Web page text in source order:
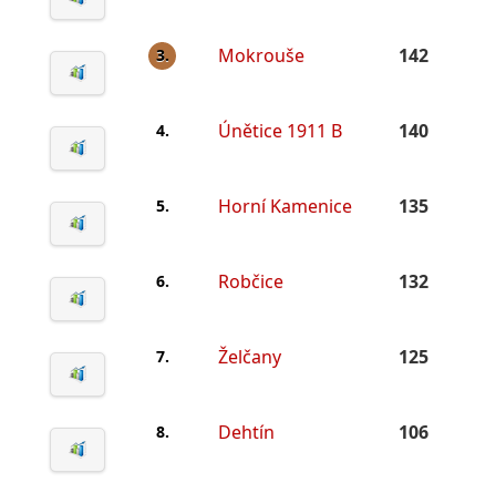
3. Mokrouše 142
4. Únětice 1911 B 140
5. Horní Kamenice 135
6. Robčice 132
7. Želčany 125
8. Dehtín 106